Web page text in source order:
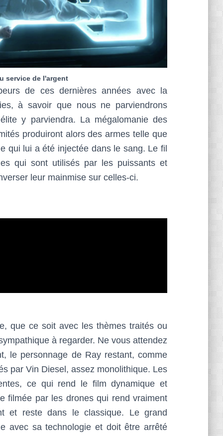
service de l'argent
de ces dernières années avec la
à savoir que nous ne parviendrons
y parviendra. La mégalomanie des
produiront alors des armes telle que
qui lui a été injectée dans le sang. Le fil
qui sont utilisés par les puissants et
leur mainmise sur celles-ci.
que ce soit avec les thèmes traités ou
à regarder. Ne vous attendez
le personnage de Ray restant, comme
par Vin Diesel, assez monolithique. Les
ce qui rend le film dynamique et
filmée par les drones qui rend vraiment
et reste dans le classique. Le grand
avec sa technologie et doit être arrêté